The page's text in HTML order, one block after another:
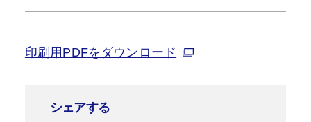
印刷用PDFをダウンロード
シェアする